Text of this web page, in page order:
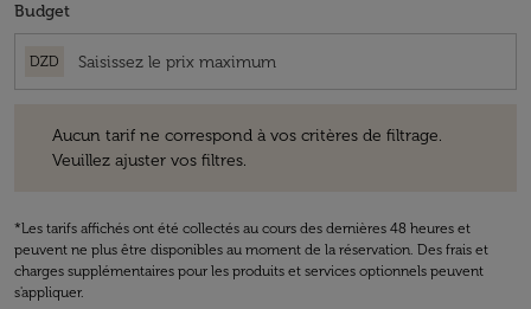
Budget
DZD
Aucun tarif ne correspond à vos critères de filtrage.
Veuillez ajuster vos filtres.
*Les tarifs affichés ont été collectés au cours des dernières 48 heures et
peuvent ne plus être disponibles au moment de la réservation. Des frais et
charges supplémentaires pour les produits et services optionnels peuvent
s'appliquer.